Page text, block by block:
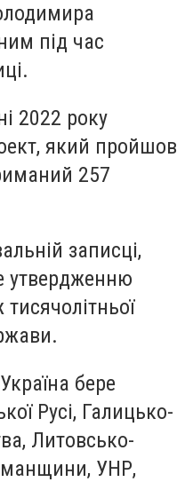
під час
2022 року
який пройшов
257
записці,
утвердженню
бере
Русі, Галицько-
Литовсько-
УНР,